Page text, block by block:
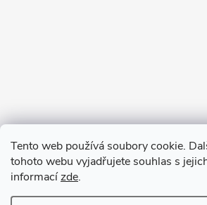
Tento web používá soubory cookie.
tohoto webu vyjadřujete souhlas s
informacízde.